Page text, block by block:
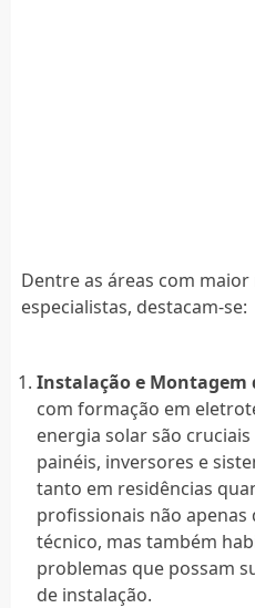
Dentre as áreas com
especialistas, destacam-se:
Instalação e Montagem
com formação em
energia solar são
painéis, inversores e
tanto em residências
profissionais não
técnico, mas também
problemas que possam
de instalação.